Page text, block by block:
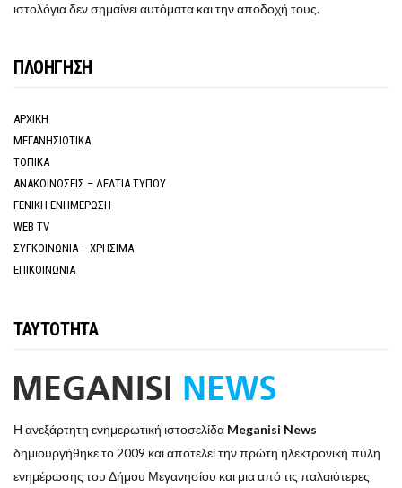
ιστολόγια δεν σημαίνει αυτόματα και την αποδοχή τους.
ΠΛΟΗΓΗΣΗ
ΑΡΧΙΚΗ
ΜΕΓΑΝΗΣΙΩΤΙΚΑ
ΤΟΠΙΚΑ
ΑΝΑΚΟΙΝΩΣΕΙΣ – ΔΕΛΤΙΑ ΤΥΠΟΥ
ΓΕΝΙΚΗ ΕΝΗΜΕΡΩΣΗ
WEB TV
ΣΥΓΚΟΙΝΩΝΙΑ – ΧΡΗΣΙΜΑ
ΕΠΙΚΟΙΝΩΝΙΑ
ΤΑΥΤΟΤΗΤΑ
Η ανεξάρτητη ενημερωτική ιστοσελίδα Meganisi News
δημιουργήθηκε το 2009 και αποτελεί την πρώτη ηλεκτρονική πύλη
ενημέρωσης του Δήμου Μεγανησίου και μια από τις παλαιότερες